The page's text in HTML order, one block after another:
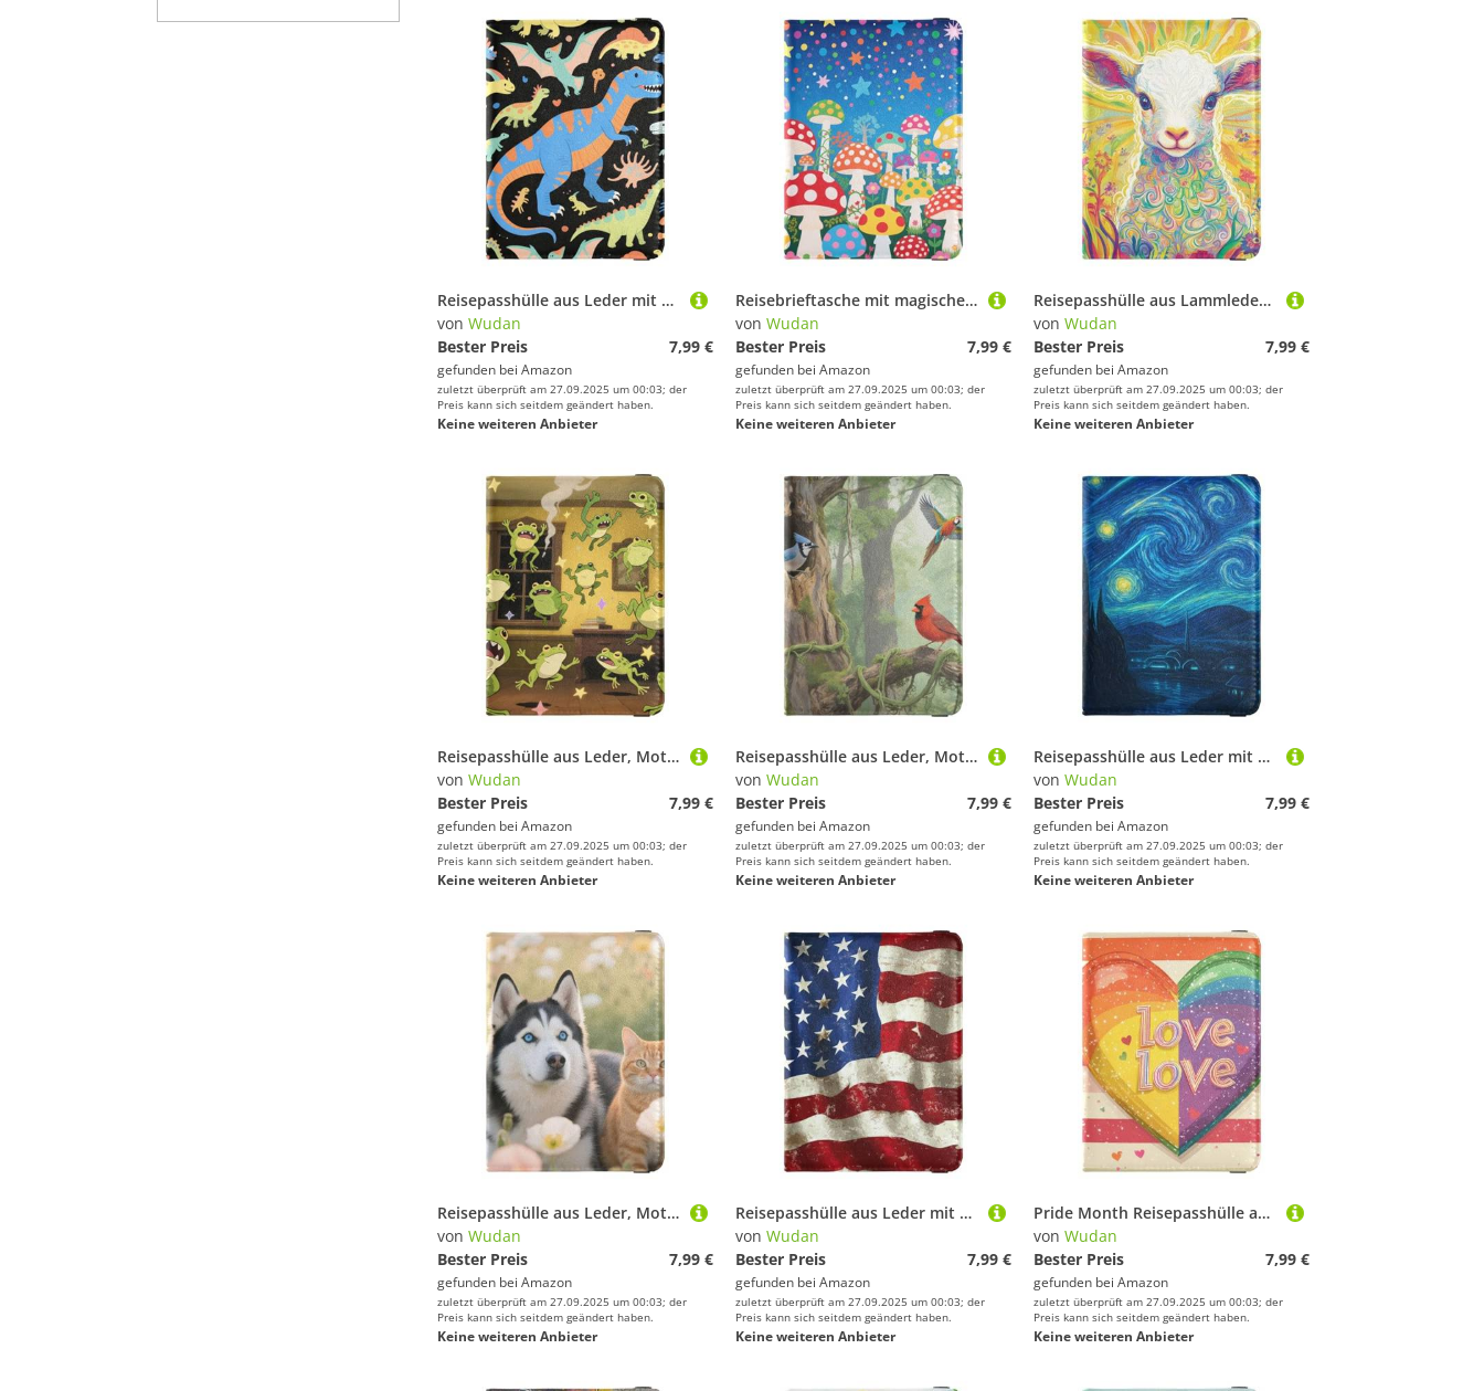
Reisepasshülle aus Leder mit buntem Dinosaurier-Motiv für Reisen, sichere versteckte Reisebrieftasche für Herren, unverzichtbares Zubehör
von Wudan
Bester Preis
7,99 €
gefunden bei Amazon
zuletzt überprüft am 27.09.2025 um 00:03; der
Preis kann sich seitdem geändert haben.
Keine weiteren Anbieter
Reisebrieftasche mit magischem Pilz-Szenen-Motiv, Leder, Reisepasshülle, Diebstahlschutz, Reisepasshülle für Damen, Zubehör
von Wudan
Bester Preis
7,99 €
gefunden bei Amazon
zuletzt überprüft am 27.09.2025 um 00:03; der
Preis kann sich seitdem geändert haben.
Keine weiteren Anbieter
Reisepasshülle aus Lammleder, großes Fassungsvermögen, Geld- und Kartenetui für Herren, Reisedokumente
von Wudan
Bester Preis
7,99 €
gefunden bei Amazon
zuletzt überprüft am 27.09.2025 um 00:03; der
Preis kann sich seitdem geändert haben.
Keine weiteren Anbieter
Reisepasshülle aus Leder, Motiv: Frosch-Zimmer, Brieftasche, Diebstahlschutz, Reisepasshülle für Damen
von Wudan
Bester Preis
7,99 €
gefunden bei Amazon
zuletzt überprüft am 27.09.2025 um 00:03; der
Preis kann sich seitdem geändert haben.
Keine weiteren Anbieter
Reisepasshülle aus Leder, Motiv: Vögel in Safari-Baum, wasserdicht, für Herren, Reise-Organizer
von Wudan
Bester Preis
7,99 €
gefunden bei Amazon
zuletzt überprüft am 27.09.2025 um 00:03; der
Preis kann sich seitdem geändert haben.
Keine weiteren Anbieter
Reisepasshülle aus Leder mit Sternennacht, für Reisen, sichere versteckte Geldtasche für Herren, Geschäftsreise
von Wudan
Bester Preis
7,99 €
gefunden bei Amazon
zuletzt überprüft am 27.09.2025 um 00:03; der
Preis kann sich seitdem geändert haben.
Keine weiteren Anbieter
Reisepasshülle aus Leder, Motiv: Husky und Katze im Feld, für Reisen, große Kapazität, Reisepasshülle für Herren, Reisedokumente
von Wudan
Bester Preis
7,99 €
gefunden bei Amazon
zuletzt überprüft am 27.09.2025 um 00:03; der
Preis kann sich seitdem geändert haben.
Keine weiteren Anbieter
Reisepasshülle aus Leder mit Nationalflagge, große Kapazität, Reisepasshülle für Familienausflüge, unverzichtbares Zubehör
von Wudan
Bester Preis
7,99 €
gefunden bei Amazon
zuletzt überprüft am 27.09.2025 um 00:03; der
Preis kann sich seitdem geändert haben.
Keine weiteren Anbieter
Pride Month Reisepasshülle aus Leder mit Regenbogenherzen, große Kapazität, Geld- und Kartenetui für Damen, Reisezubehör
von Wudan
Bester Preis
7,99 €
gefunden bei Amazon
zuletzt überprüft am 27.09.2025 um 00:03; der
Preis kann sich seitdem geändert haben.
Keine weiteren Anbieter